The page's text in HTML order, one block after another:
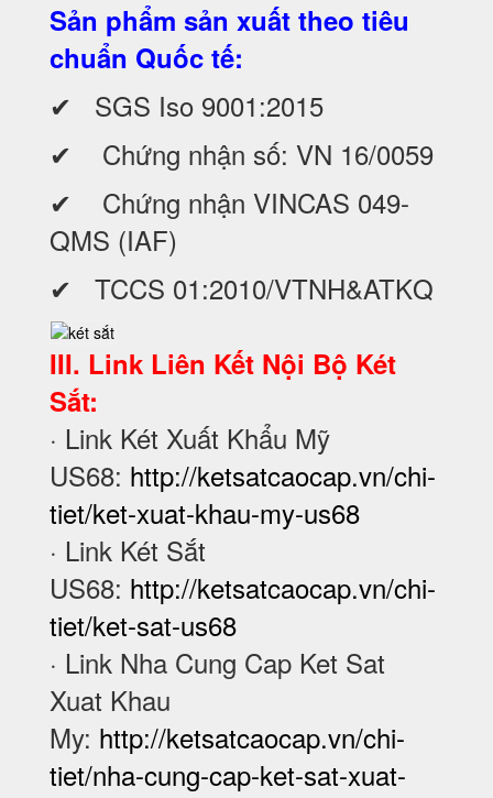
Sản phẩm sản xuất theo tiêu
chuẩn Quốc tế:
✔ SGS Iso 9001:2015
✔ Chứng nhận số: VN 16/0059
✔ Chứng nhận VINCAS 049-
QMS (IAF)
✔ TCCS 01:2010/VTNH&ATKQ
III. Link Liên Kết Nội Bộ Két
Sắt:
· Link Két Xuất Khẩu Mỹ
US68: http://ketsatcaocap.vn/chi-
tiet/ket-xuat-khau-my-us68
· Link Két Sắt
US68: http://ketsatcaocap.vn/chi-
tiet/ket-sat-us68
· Link Nha Cung Cap Ket Sat
Xuat Khau
My: http://ketsatcaocap.vn/chi-
tiet/nha-cung-cap-ket-sat-xuat-